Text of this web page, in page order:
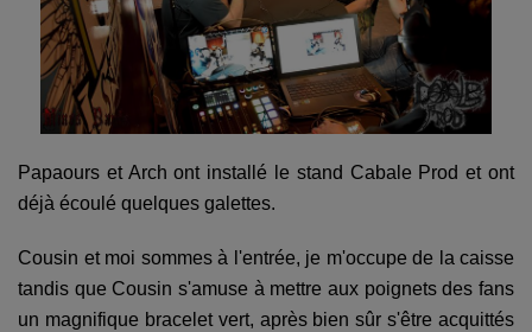
Papaours et Arch ont installé le stand Cabale Prod et ont
déjà écoulé quelques galettes.
Cousin et moi sommes à l'entrée, je m'occupe de la caisse
tandis que Cousin s'amuse à mettre aux poignets des fans
un magnifique bracelet vert, après bien sûr s'être acquittés